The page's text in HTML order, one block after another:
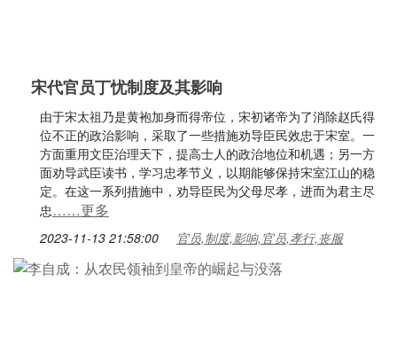
宋代官员丁忧制度及其影响
由于宋太祖乃是黄袍加身而得帝位，宋初诸帝为了消除赵氏得
位不正的政治影响，采取了一些措施劝导臣民效忠于宋室。一
方面重用文臣治理天下，提高士人的政治地位和机遇；另一方
面劝导武臣读书，学习忠孝节义，以期能够保持宋室江山的稳
定。在这一系列措施中，劝导臣民为父母尽孝，进而为君主尽
忠……更多
2023-11-13 21:58:00 官员,制度,影响,官员,孝行,丧服